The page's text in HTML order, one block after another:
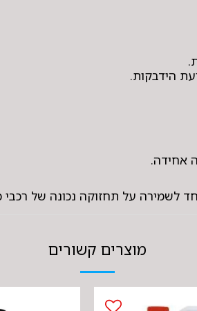
הידבקות.
אחידה.
לשמירה על תחזוקה נכונה של רכבי
מוצרים קשורים